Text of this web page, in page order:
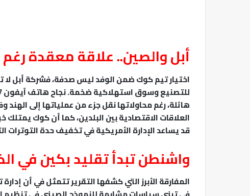
أبل والصين.. علاقة معقدة رغم
اختيار تيم كوك ضمن الوفد ليس صدفة، فشركة أبل
هائلة، رغم محاولاتها نقل جزء من عملياتها إلى
العلاقات الاقتصادية بين البلدين، كما أن كوك
قد يساعد الإدارة الأمريكية في تخفيف حدة التوترات
واشنطن تبدأ تقليد بكين في
المفارقة الأبرز التي كشفها التقرير تتمثل في أن